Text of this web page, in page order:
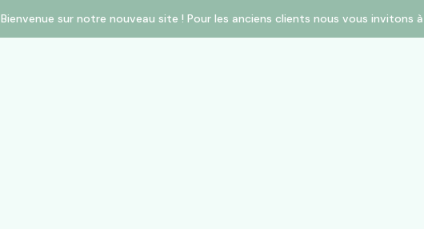
Bienvenue sur notre nouveau site ! Pour les anciens clients nous vous invitons